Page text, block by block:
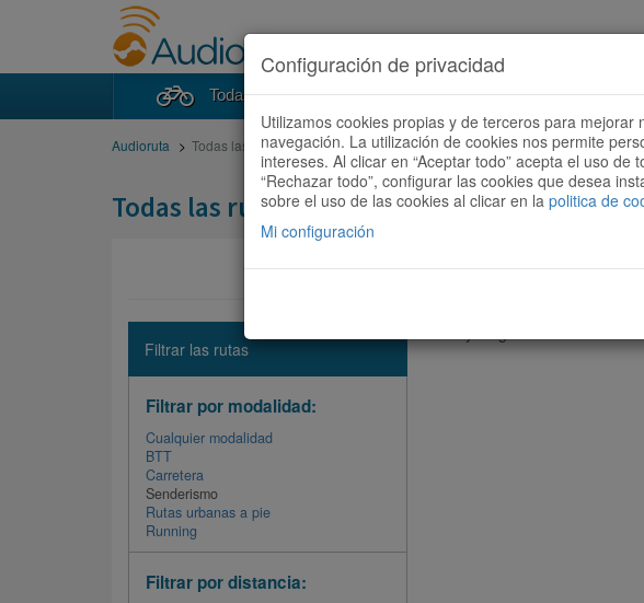
Todas las rutas Buscador de rutas
Audioruta Todas las rutas
Todas las rutas
Filtrar las rutas
Filtrar por modalidad:
Cualquier modalidad
BTT
Carretera
Senderismo
Rutas urbanas a pie
Running
Filtrar por distancia:
Configuración de privacidad
Utilizamos cookies propias y de terceros para
navegación. La utilización de cookies nos permite
intereses. Al clicar en “Aceptar todo” acepta el uso
“Rechazar todo”, configurar las cookies que desea
sobre el uso de las cookies al clicar en la politica de
Mi configuración